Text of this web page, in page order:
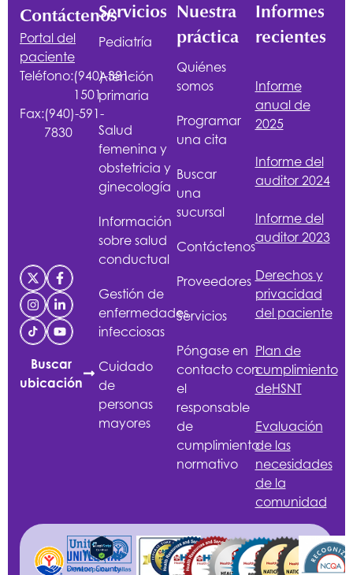
Contáctenos
Portal del
paciente
Teléfono:(940)-381-
1501
Fax:(940)-591-
7830
Buscar
ubicación
Servicios
Pediatría
Atención
primaria
Salud
femenina y
obstetricia y
ginecología
Información
sobre salud
conductual
Gestión de
enfermedades
infecciosas
Cuidado
de
personas
mayores
Nuestra
práctica
Quiénes
somos
Programar
una cita
Buscar
una
sucursal
Contáctenos
Proveedores
Servicios
Póngase en
contacto con
el
responsable
de
cumplimiento
normativo
Informes
recientes
Informe
anual de
2025
Informe del
auditor 2024
Informe del
auditor 2023
Derechos y
privacidad
del paciente
Plan de
cumplimiento
deHSNT
Evaluación
de las
necesidades
de la
comunidad